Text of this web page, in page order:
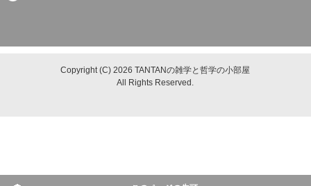
Copyright (C) 2026 TANTANの雑学と哲学の小部屋
All Rights Reserved.